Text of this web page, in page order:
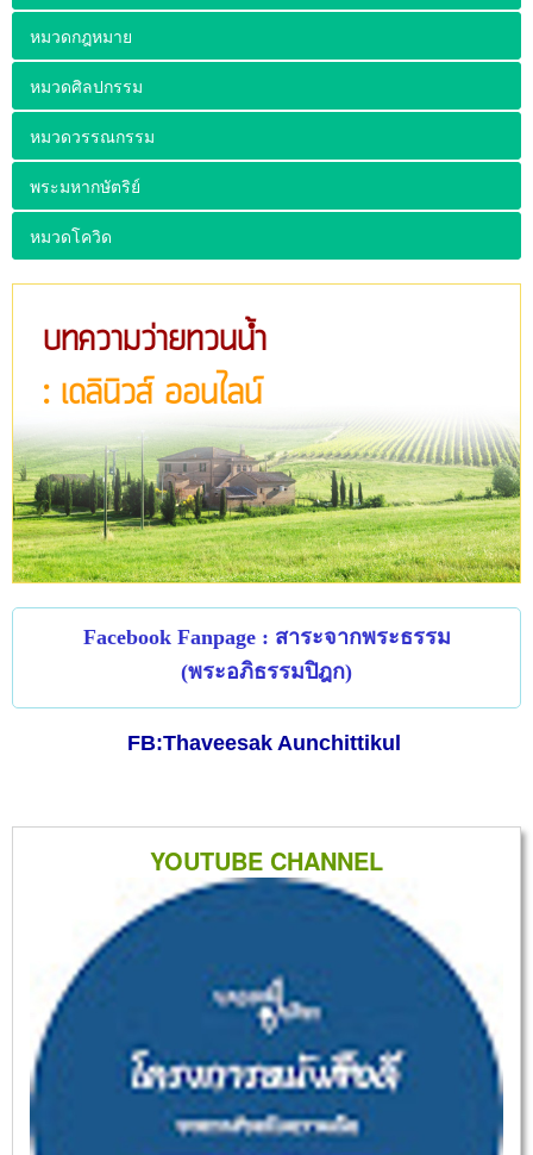
หมวดกฎหมาย
หมวดศิลปกรรม
หมวดวรรณกรรม
พระมหากษัตริย์
หมวดโควิด
บทความว่ายทวนน้ำ
: เดลินิวส์ ออนไลน์
Facebook Fanpage : สาระจากพระธรรม
(พระอภิธรรมปิฎก)
FB:Thaveesak Aunchittikul
YOUTUBE CHANNEL